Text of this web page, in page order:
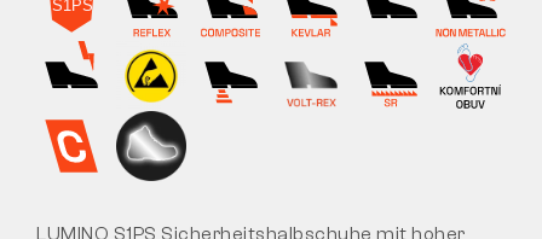
LUMINO S1PS Sicherheitshalbschuhe mit hoher